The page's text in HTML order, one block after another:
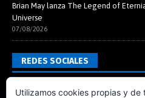
Brian May lanza The Legend of
Universe
07/08/2026
REDES SOCIALES
Utilizamos cookies propias y